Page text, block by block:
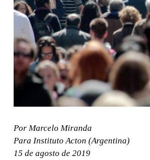
Por Marcelo Miranda
Para Instituto Acton (Argentina)
15 de agosto de 2019